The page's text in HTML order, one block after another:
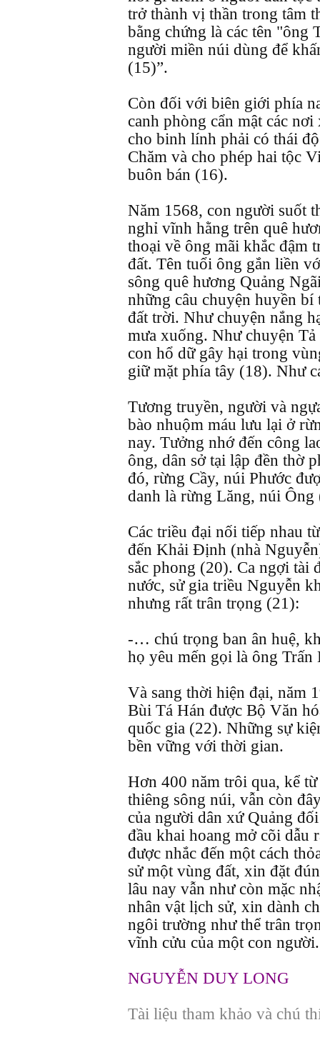
trở thành vị thần trong tâm
bằng chứng là các tên "ông
người miền núi dùng để
(15)”.
Còn đối với biên giới phía
canh phòng cẩn mật các
cho binh lính phải có thái
Chăm và cho phép hai tộc
buôn bán (16).
Năm 1568, con người suốt
nghỉ vĩnh hằng trên quê
thoại về ông mãi khắc đậm
đất. Tên tuổi ông gắn liền
sông quê hương Quảng
những câu chuyện huyền
đất trời. Như chuyện nắng
mưa xuống. Như chuyện
con hổ dữ gây hại trong
giữ mặt phía tây (18). Như
Tương truyền, người và
bào nhuộm máu lưu lại ở
nay. Tưởng nhớ đến công
ông, dân sở tại lập đền thờ
đó, rừng Cầy, núi Phước
danh là rừng Lăng, núi Ông
Các triều đại nối tiếp nhau
đến Khải Định (nhà
sắc phong (20). Ca ngợi tài
nước, sử gia triều Nguyễn
nhưng rất trân trọng (21):
-… chú trọng ban ân huệ,
họ yêu mến gọi là ông Trấn
Và sang thời hiện đại, năm
Bùi Tá Hán được Bộ Văn
quốc gia (22). Những sự
bền vững với thời gian.
Hơn 400 năm trôi qua, kể
thiêng sông núi, vẫn còn
của người dân xứ Quảng
đầu khai hoang mở cõi dẫu
được nhắc đến một cách
sử một vùng đất, xin đặt
lâu nay vẫn như còn mặc
nhân vật lịch sử, xin dành
ngôi trường như thể trân
vĩnh cửu của một con người.
NGUYỄN DUY LONG
Tài liệu tham khảo và chú